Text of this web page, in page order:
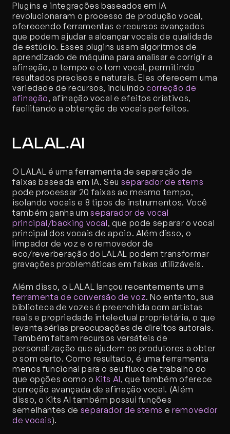
Plugins e integrações baseados em IA
revolucionaram o processo de produção vocal,
oferecendo ferramentas e recursos avançados
que podem ajudar a alcançar vocais de qualidade
de estúdio. Esses plugins usam algoritmos de
aprendizado de máquina para analisar e corrigir a
afinação, o tempo e o tom vocal, permitindo
resultados precisos e naturais. Eles oferecem uma
variedade de recursos, incluindo correção de
afinação, afinação vocal e efeitos criativos,
facilitando a obtenção de vocais perfeitos.
LALAL.AI
O LALAL é uma ferramenta de separação de
faixas baseada em IA. Seu separador de stems
pode processar 20 faixas ao mesmo tempo,
isolando vocais e 8 tipos de instrumentos. Você
também ganha um separador de vocal
principal/backing vocal, que pode separar o vocal
principal dos vocais de apoio. Além disso, o
limpador de voz e o removedor de
eco/reverberação do LALAL podem transformar
gravações problemáticas em faixas utilizáveis.
ferramenta de conversão de voz. No entanto, sua
biblioteca de vozes é preenchida com artistas
reais e propriedade intelectual proprietária, o que
levanta sérias preocupações de direitos autorais.
Também faltam recursos versáteis de
personalização que ajudem os produtores a obter
o som certo. Como resultado, é uma ferramenta
menos funcional para o seu fluxo de trabalho do
que opções como o Kits AI, que também oferece
correção avançada de afinação vocal. (Além
disso, o Kits AI também possui funções
semelhantes de separador de stems e removedor
de vocais).